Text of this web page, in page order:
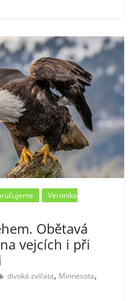
Veronika
Obětavá
vejcích i při
divoká zvířata, Minnesota,